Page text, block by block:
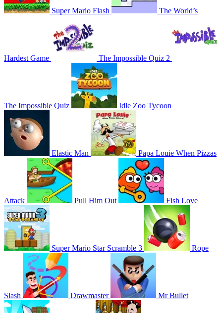
Super Mario Flash The World’s
Hardest Game The Impossible Quiz 2
The Impossible Quiz Idle Zoo Tycoon
Elastic Man Papa Louie When Pizzas
Attack Pull Him Out Fish Love
Super Mario Star Scramble 3 Rope
Slash Drawmaster Mr Bullet